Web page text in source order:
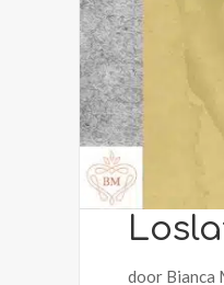
door Bianca